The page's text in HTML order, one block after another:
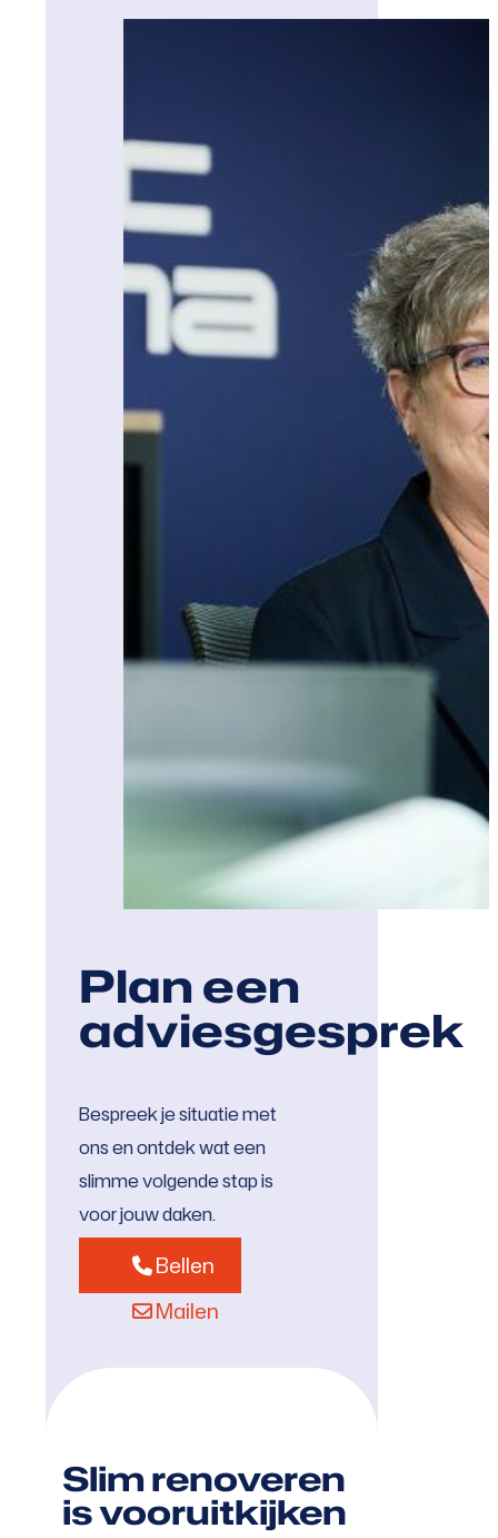
Plan een
adviesgesprek
Bespreek je situatie met
ons en ontdek wat een
slimme volgende stap is
voor jouw daken.
Bellen
Mailen
Slim renoveren
is vooruitkijken